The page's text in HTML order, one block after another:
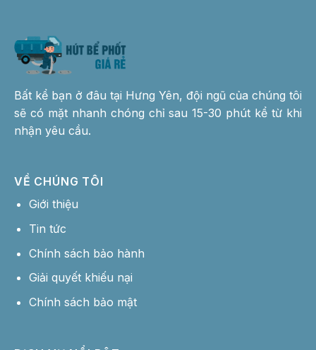
Bất kể bạn ở đâu tại Hưng Yên, đội ngũ của chúng tôi
sẽ có mặt nhanh chóng chỉ sau 15-30 phút kể từ khi
nhận yêu cầu.
VỀ CHÚNG TÔI
Giới thiệu
Tin tức
Chính sách bảo hành
Giải quyết khiếu nại
Chính sách bảo mật